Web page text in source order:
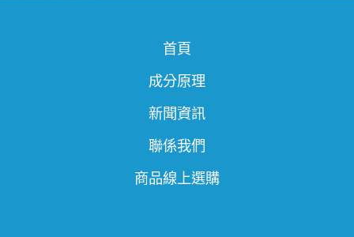
首頁
成分原理
新聞資訊
聯係我們
商品線上選購